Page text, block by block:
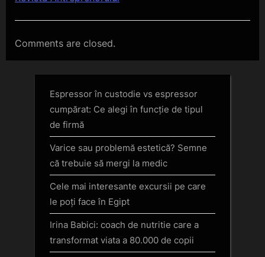
Comments are closed.
Espressor în custodie vs espressor
cumpărat: Ce alegi în funcție de tipul
de firmă
Varice sau problemă estetică? Semne
că trebuie să mergi la medic
Cele mai interesante excursii pe care
le poți face în Egipt
Irina Babici: coach de nutritie care a
transformat viata a 80.000 de copii